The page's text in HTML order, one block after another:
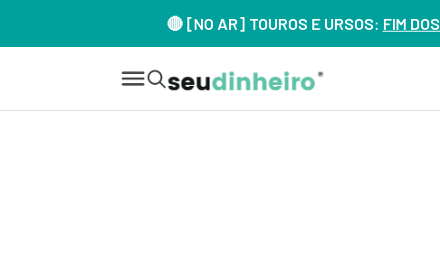
🔴 [NO AR] TOUROS E URSOS: FIM